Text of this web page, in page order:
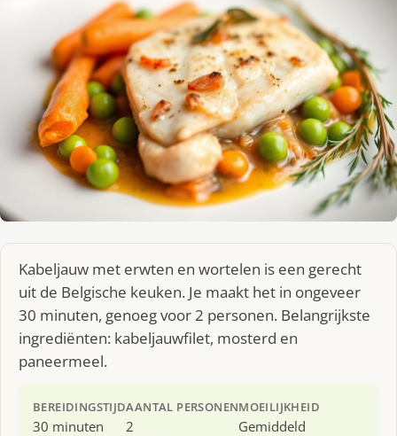
Kabeljauw met erwten en wortelen is een gerecht
uit de Belgische keuken. Je maakt het in ongeveer
30 minuten, genoeg voor 2 personen. Belangrijkste
ingrediënten: kabeljauwfilet, mosterd en
paneermeel.
BEREIDINGSTIJD
30 minuten
AANTAL PERSONEN
2
MOEILIJKHEID
Gemiddeld